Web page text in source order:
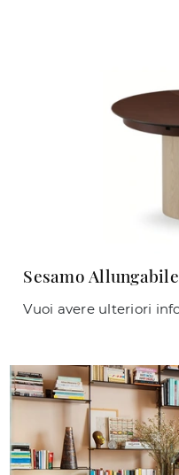
Sesamo Allungabile